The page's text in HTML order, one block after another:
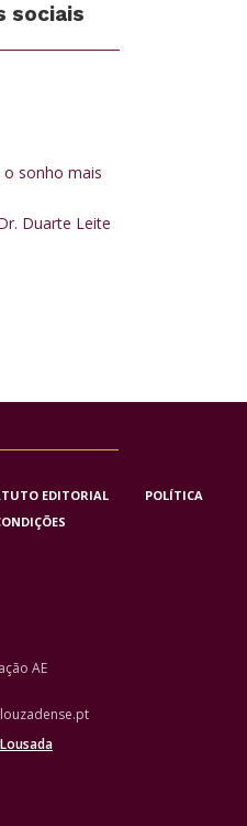
sociais
sonho mais
Duarte Leite
EDITORIAL POLÍTICA
AE